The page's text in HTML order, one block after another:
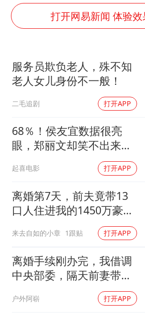
FIFA官方支持
恩比德变瘦引
打开网易新闻 体验
服务员欺负老人，殊不知
老人女儿身份不一般！
二毛追剧 打开APP
68％！侯友宜数据很亮
眼，郑丽文却笑不出来
了，卢秀燕高下立判
起喜电影 打开APP
离婚第7天，前夫竟带13
口人住进我的1450万豪
来去自如的小章 1跟贴 打开APP
离婚手续刚办完，我借调
中央部委，隔天前妻带新
户外阿崭 打开APP